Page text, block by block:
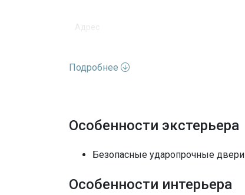
Адрес
Особенности окон
Подробнее
Особенности экстерьера
Безопасные ударопрочные двери
Особенности интерьера